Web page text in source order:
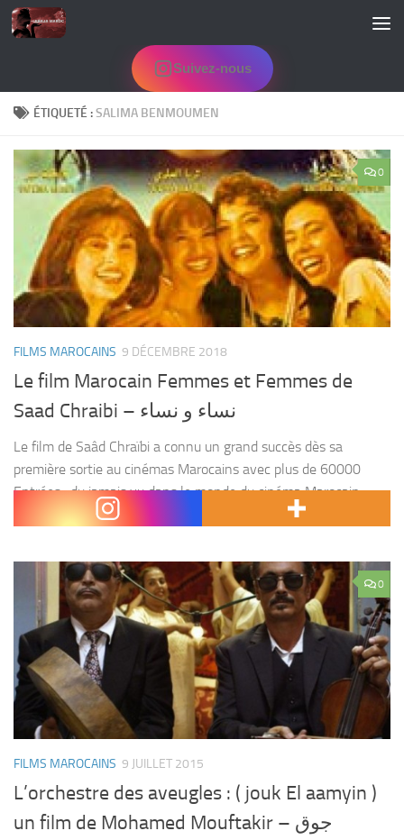
Skip to content
Suivez-nous
ÉTIQUETÉ :SALIMA BENMOUMEN
0
FILMS MAROCAINS 9 DÉCEMBRE 2018
Le film Marocain Femmes et Femmes de
Saad Chraibi – نساء و نساء
Le film de Saâd Chraïbi a connu un grand succès dès sa
première sortie au cinémas Marocains avec plus de 60000
Entrées , du jamais vu dans le monde du cinéma Marocain.
Plusieurs problèmes...
0
FILMS MAROCAINS 9 JUILLET 2015
L’orchestre des aveugles : ( jouk El aamyin )
un film de Mohamed Mouftakir – جوق